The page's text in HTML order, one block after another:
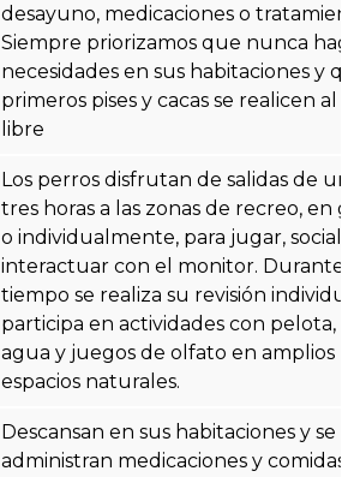
desayuno, medicaciones o
Siempre priorizamos que nunca
necesidades en sus habitaciones y
primeros pises y cacas se realicen al
libre
Los perros disfrutan de salidas de
tres horas a las zonas de recreo, en
o individualmente, para jugar,
interactuar con el monitor. Durante
tiempo se realiza su revisión
participa en actividades con pelota,
agua y juegos de olfato en amplios
espacios naturales.
Descansan en sus habitaciones y se
administran medicaciones y comidas